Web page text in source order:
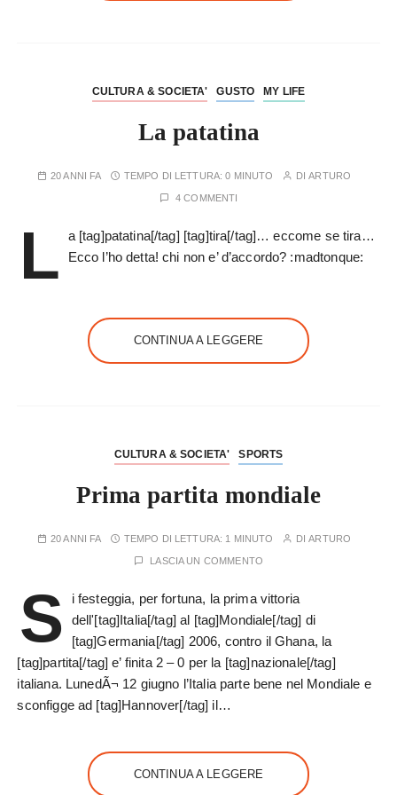
CULTURA & SOCIETA' GUSTO MY LIFE
La patatina
20 ANNI FA TEMPO DI LETTURA:0 MINUTO DIARTURO
4 COMMENTI
L
a [tag]patatina[/tag] [tag]tira[/tag]… eccome se tira…
Ecco l’ho detta! chi non e’ d’accordo? :madtonque:
CONTINUA A LEGGERE
CULTURA & SOCIETA' SPORTS
Prima partita mondiale
20 ANNI FA TEMPO DI LETTURA: 1 MINUTO DIARTURO
LASCIA UN COMMENTO
S
i festeggia, per fortuna, la prima vittoria
dell'[tag]Italia[/tag] al [tag]Mondiale[/tag] di
[tag]Germania[/tag] 2006, contro il Ghana, la
[tag]partita[/tag] e’ finita 2 – 0 per la [tag]nazionale[/tag]
italiana. LunedÃ¬ 12 giugno l’Italia parte bene nel Mondiale e
sconfigge ad [tag]Hannover[/tag] il…
CONTINUA A LEGGERE